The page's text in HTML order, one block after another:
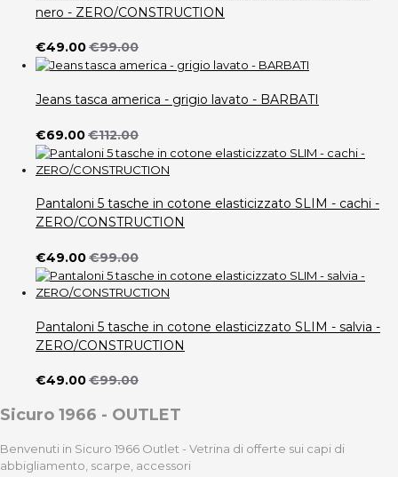
nero - ZERO/CONSTRUCTION
€49.00€99.00
Jeans tasca america - grigio lavato - BARBATI
€69.00€112.00
Pantaloni 5 tasche in cotone elasticizzato SLIM - cachi -
ZERO/CONSTRUCTION
€49.00€99.00
Pantaloni 5 tasche in cotone elasticizzato SLIM - salvia -
ZERO/CONSTRUCTION
€49.00€99.00
Sicuro 1966 - OUTLET
Benvenuti in Sicuro 1966 Outlet - Vetrina di offerte sui capi di
abbigliamento, scarpe, accessori